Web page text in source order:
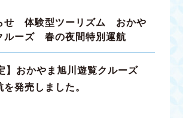
せ 体験型ツーリズム おかや
ルーズ 春の夜間特別運航
】おかやま旭川遊覧クルーズ
発売しました。